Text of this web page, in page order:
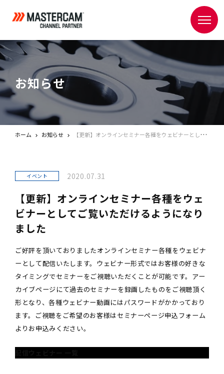
お知らせ
ホーム お知らせ 【更新】オンラインセミナー各種をウェビナーとしてご覧いただけるようになりました
イベント 2020.07.31
【更新】オンラインセミナー各種をウェ
ビナーとしてご覧いただけるようになり
ました
ご好評を頂いておりましたオンラインセミナー各種をウェビナ
ーとして配信いたします。ウェビナー形式ではお客様の好きな
タイミングでセミナーをご視聴いただくことが可能です。アー
カイブページにて過去のセミナーを録画したものをご視聴頂く
形となり、各種ウェビナー動画にはパスワードがかかっており
ます。ご視聴をご希望のお客様はセミナーページ申込フォーム
よりお申込みください。